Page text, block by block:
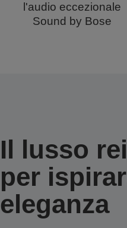
l'audio eccezionale
Sound by Bose
Il lusso
per
eleganza